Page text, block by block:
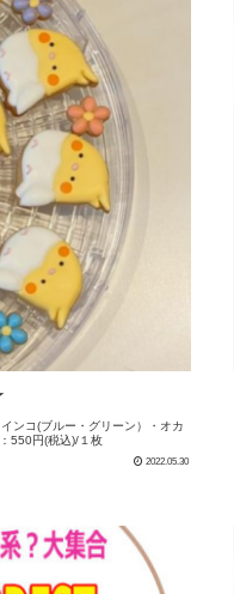
ンコ(ブルー・グリーン）・オカ
550円(税込)/１枚
2022.05.30